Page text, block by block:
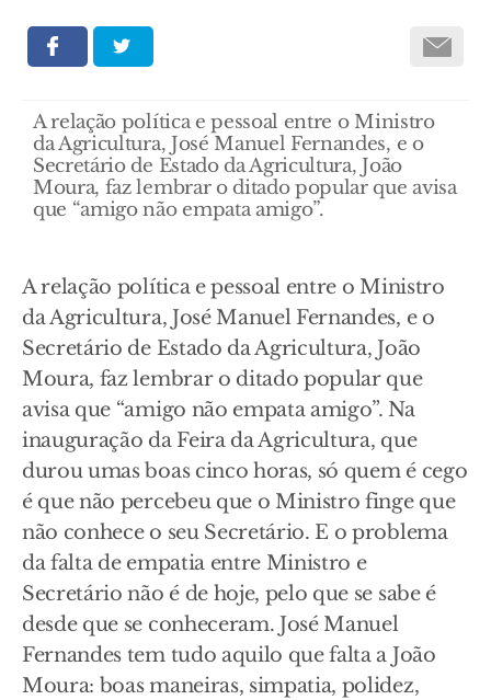
A relação política e pessoal entre o Ministro
da Agricultura, José Manuel Fernandes, e o
Secretário de Estado da Agricultura, João
Moura, faz lembrar o ditado popular que avisa
que “amigo não empata amigo”.
A relação política e pessoal entre o Ministro
da Agricultura, José Manuel Fernandes, e o
Secretário de Estado da Agricultura, João
Moura, faz lembrar o ditado popular que
avisa que “amigo não empata amigo”. Na
inauguração da Feira da Agricultura, que
durou umas boas cinco horas, só quem é cego
é que não percebeu que o Ministro finge que
não conhece o seu Secretário. E o problema
da falta de empatia entre Ministro e
Secretário não é de hoje, pelo que se sabe é
desde que se conheceram. José Manuel
Fernandes tem tudo aquilo que falta a João
Moura: boas maneiras, simpatia, polidez,